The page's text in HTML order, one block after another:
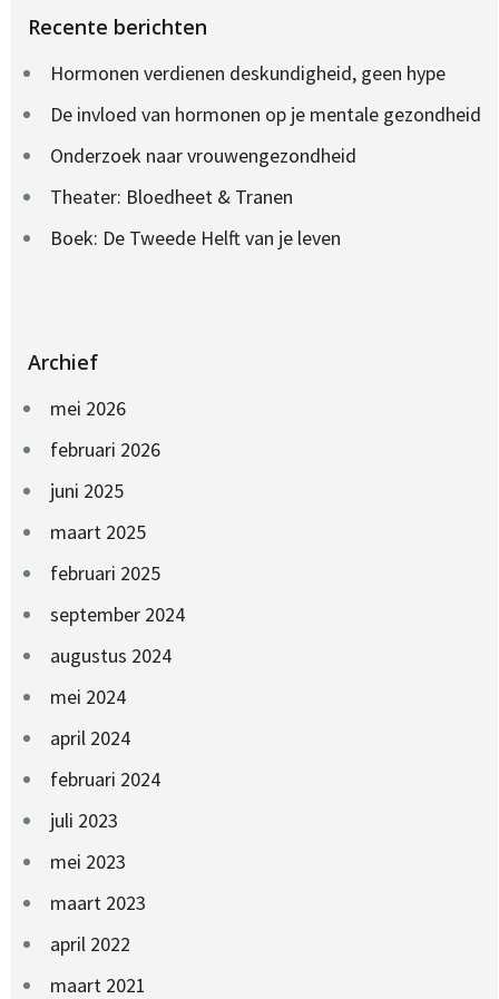
Recente berichten
Hormonen verdienen deskundigheid, geen hype
De invloed van hormonen op je mentale gezondheid
Onderzoek naar vrouwengezondheid
Theater: Bloedheet & Tranen
Boek: De Tweede Helft van je leven
Archief
mei 2026
februari 2026
juni 2025
maart 2025
februari 2025
september 2024
augustus 2024
mei 2024
april 2024
februari 2024
juli 2023
mei 2023
maart 2023
april 2022
maart 2021